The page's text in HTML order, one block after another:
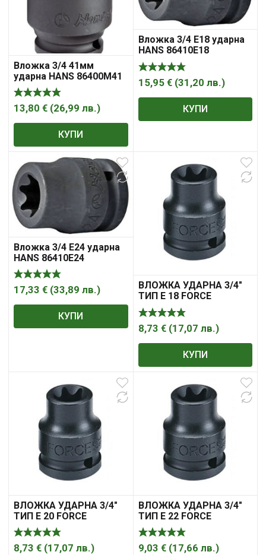
Вложка 3/4 41мм
ударна HANS 86400М41
13,80 € (26,99 лв.)
КУПИ
Вложка 3/4 Е18 ударна
HANS 86410Е18
15,95 € (31,20 лв.)
КУПИ
Вложка 3/4 Е24 ударна
HANS 86410Е24
17,33 € (33,89 лв.)
КУПИ
ВЛОЖКА УДАРНА 3/4″
ТИП Е 18 FORCE
8,73 € (17,07 лв.)
КУПИ
ВЛОЖКА УДАРНА 3/4″
ТИП Е 20 FORCE
8,73 € (17,07 лв.)
ВЛОЖКА УДАРНА 3/4″
ТИП Е 22 FORCE
9,03 € (17,66 лв.)